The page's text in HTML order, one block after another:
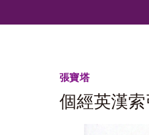
張寶塔
個經英漢索